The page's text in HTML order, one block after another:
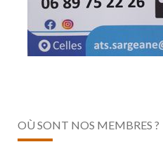
OÙ SONT NOS MEMBRES ?